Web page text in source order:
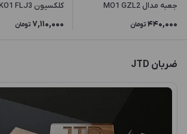
جعبه مدال MO1 GZL2
440,000 تومان
کلکسیون KO1 FLJ3
7,110,000 تومان
ضربان JTD